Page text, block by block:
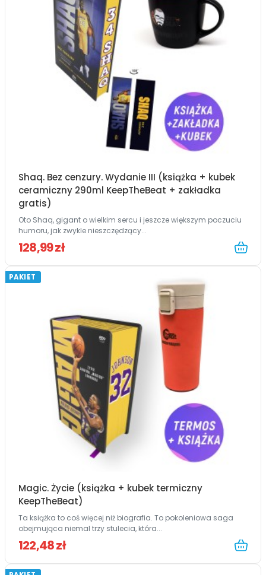
Shaq. Bez cenzury. Wydanie III (książka + kubek
ceramiczny 290ml KeepTheBeat + zakładka
gratis)
Oto Shaq, gigant o wielkim sercu i jeszcze większym poczuciu
humoru, jak zwykle nieszczędzący...
128,99 zł
PAKIET
Magic. Życie (książka + kubek termiczny
KeepTheBeat)
Ta książka to coś więcej niż biografia. To pokoleniowa saga
obejmująca niemal trzy stulecia, która...
122,48 zł